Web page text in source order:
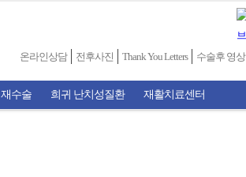
온라인상담 전후사진 Thank You Letters 수술후 영상
재수술 희귀 난치성질환 재활치료센터